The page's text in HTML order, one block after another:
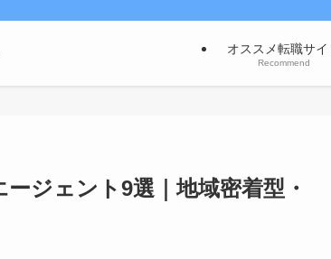
オススメ転職サイ
Recommend
ジェント9選｜地域密着型・